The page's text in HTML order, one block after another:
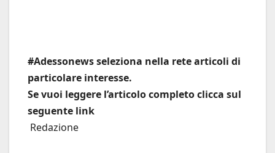
#Adessonews seleziona nella rete articoli di
particolare interesse.
Se vuoi leggere l’articolo completo clicca sul
seguente link
Redazione